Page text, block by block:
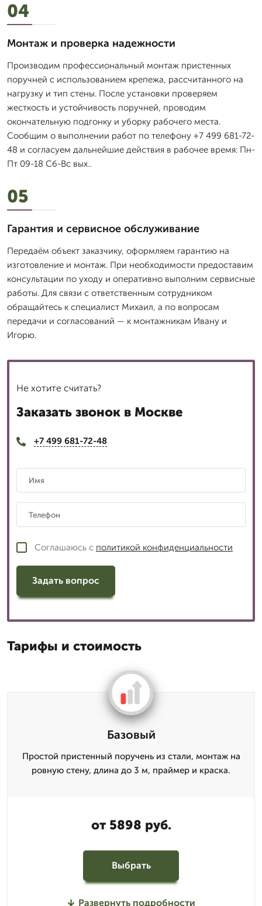
04
Монтаж и проверка надежности
Производим профессиональный монтаж пристенных
поручней с использованием крепежа, рассчитанного на
нагрузку и тип стены. После установки проверяем
жесткость и устойчивость поручней, проводим
окончательную подгонку и уборку рабочего места.
Сообщим о выполнении работ по телефону +7 499 681-72-
48 и согласуем дальнейшие действия в рабочее время: Пн-
Пт 09-18 Сб-Вс вых..
05
Гарантия и сервисное обслуживание
Передаём объект заказчику, оформляем гарантию на
изготовление и монтаж. При необходимости предоставим
консультации по уходу и оперативно выполним сервисные
работы. Для связи с ответственным сотрудником
обращайтесь к специалист Михаил, а по вопросам
передачи и согласований — к монтажникам Ивану и
Игорю.
Не хотите считать?
Заказать звонок в Москве
+7 499 681-72-48
Соглашаюсь с политикой конфиденциальности
Задать вопрос
Тарифы и стоимость
Базовый
Простой пристенный поручень из стали, монтаж на
ровную стену, длина до 3 м, праймер и краска.
от 5898 руб.
Выбрать
Развернуть подробности